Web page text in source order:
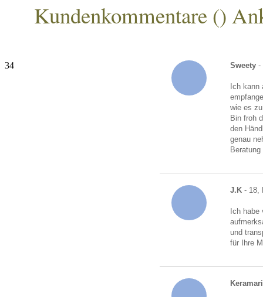
Kundenkommentare ()
Sweety -
Ich
wie es
Bin froh
den
genau
Beratung
J.K - 18,
Ich
und
für Ihre
34